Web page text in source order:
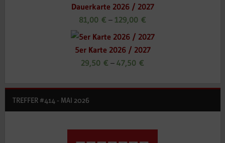
Dauerkarte 2026 / 2027
81,00 € – 129,00 €
5er Karte 2026 / 2027
29,50 € – 47,50 €
TREFFER #414 - MAI 2026